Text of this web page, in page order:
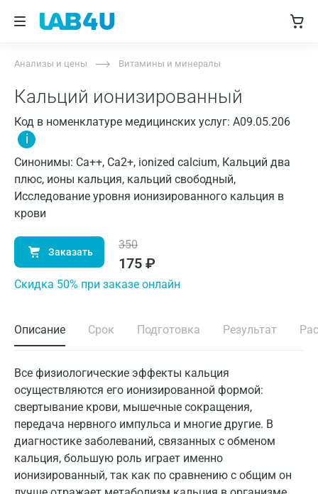
Анализы и цены Витамины и минералы
Кальций ионизированный
Код в номенклатуре медицинских услуг: A09.05.206
i
Синонимы: Ca++, Ca2+, ionized calcium, Кальций два
плюс, ионы кальция, кальций свободный,
Исследование уровня ионизированного кальция в
крови
Заказать
350
175 ₽
Cкидка 50% при заказе онлайн
Описание Срок Подготовка Результат
Все физиологические эффекты кальция
осуществляются его ионизированной формой:
свертывание крови, мышечные сокращения,
передача нервного импульса и многие другие. В
диагностике заболеваний, связанных с обменом
кальция, большую роль играет именно
ионизированный, так как по сравнению с общим он